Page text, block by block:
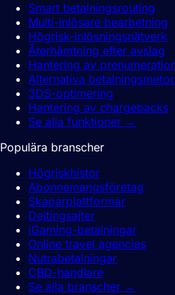
Smart betalningsrouting
Multi-inlösare bearbetning
Högrisk-inlösningsnätverk
Återhämtning efter avslag
Hantering av
Alternativa
3DS-optimering
Hantering av chargebacks
Se alla funktioner →
Populära branscher
Högriskhistor
Abonnemangsföretag
Skaparplattformar
Dejtingsajter
iGaming-betalningar
Online travel agencies
Nutrabetalningar
CBD-handlare
Se alla branscher →